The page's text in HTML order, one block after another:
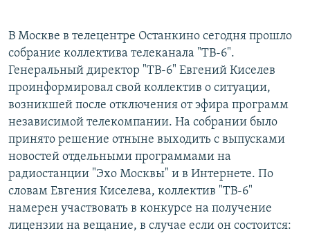
РАСПИСАНИЕ ВЕЩАНИЯ
ПОДПИШИТЕСЬ НА РАССЫЛКУ
СОЦИАЛЬНЫЕ СЕТИ
Все сайты РСЕ/РС
В Москве в телецентре Останкино сегодня прошло
собрание коллектива телеканала "ТВ-6".
Генеральный директор "ТВ-6" Евгений Киселев
проинформировал свой коллектив о ситуации,
возникшей после отключения от эфира программ
независимой телекомпании. На собрании было
принято решение отныне выходить с выпусками
новостей отдельными программами на
радиостанции "Эхо Москвы" и в Интернете. По
словам Евгения Киселева, коллектив "ТВ-6"
намерен участвовать в конкурсе на получение
лицензии на вещание, в случае если он состоится: